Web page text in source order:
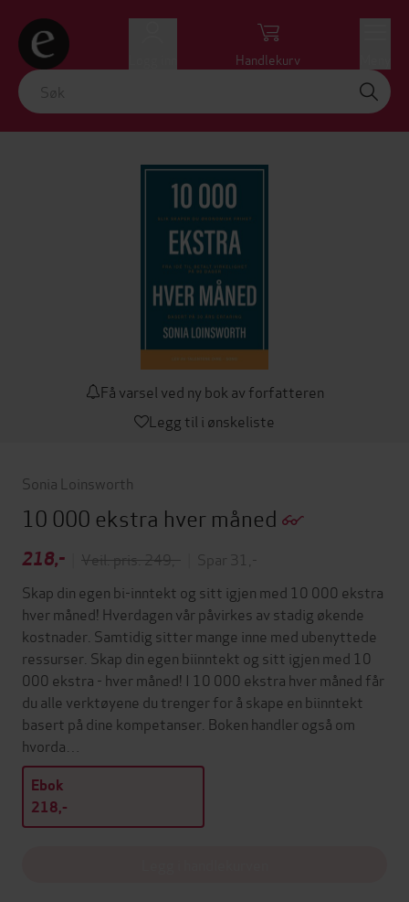
Handlekurv
Få varsel ved ny bok av forfatteren
Legg til i ønskeliste
Sonia Loinsworth
10 000 ekstra hver måned
218,- Veil. pris: 249,-
Spar 31,-
Skap din egen bi-inntekt og sitt igjen med 10 000 ekstra
hver måned! Hverdagen vår påvirkes av stadig økende
kostnader. Samtidig sitter mange inne med ubenyttede
ressurser. Skap din egen biinntekt og sitt igjen med 10
000 ekstra - hver måned! I 10 000 ekstra hver måned får
du alle verktøyene du trenger for å skape en biinntekt
basert på dine kompetanser. Boken handler også om
hvorda…
Ebok
218,-